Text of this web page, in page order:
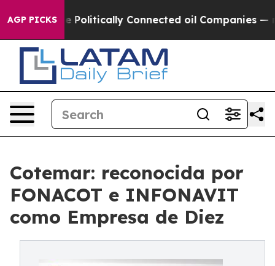
AGP PICKS
Gave Politically Connected oil Companies — not
Cotemar: reconocida por
FONACOT e INFONAVIT
como Empresa de Diez